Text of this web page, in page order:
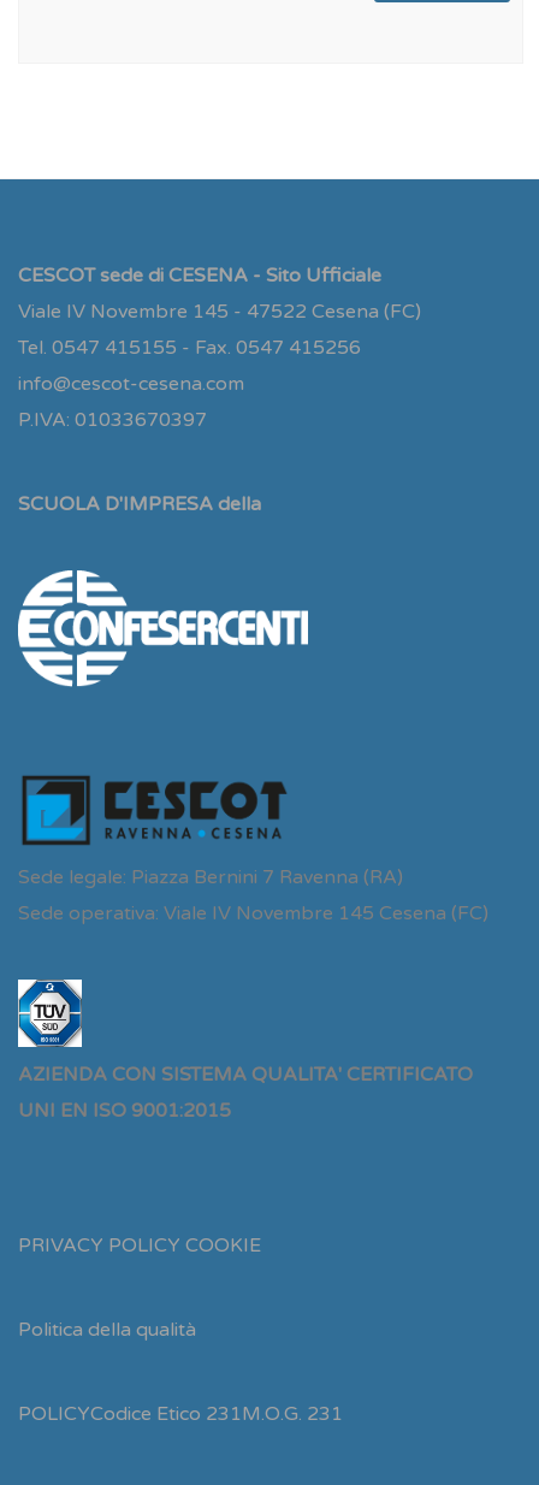
CESCOT sede di CESENA - Sito Ufficiale
Viale IV Novembre 145 - 47522 Cesena (FC)
Tel. 0547 415155 - Fax. 0547 415256
info@cescot-cesena.com
P.IVA: 01033670397
SCUOLA D'IMPRESA della
Sede legale: Piazza Bernini 7 Ravenna (RA)
Sede operativa: Viale IV Novembre 145 Cesena (FC)
AZIENDA CON SISTEMA QUALITA' CERTIFICATO
UNI EN ISO 9001:2015
PRIVACY POLICY COOKIE
Politica della qualità
POLICYCodice Etico 231M.O.G. 231